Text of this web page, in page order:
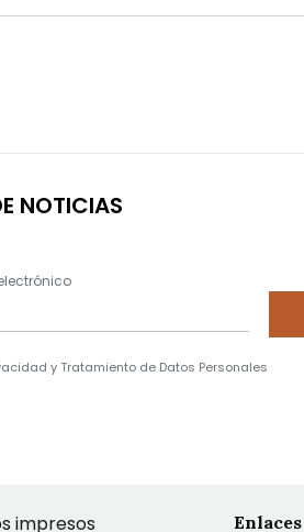
NOTICIAS
y Tratamiento de Datos Personales
impresos